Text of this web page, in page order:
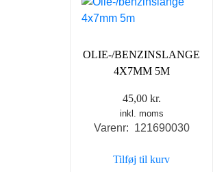
OLIE-/BENZINSLANGE
4X7MM 5M
45,00 kr.
inkl. moms
Varenr: 121690030
Tilføj til kurv